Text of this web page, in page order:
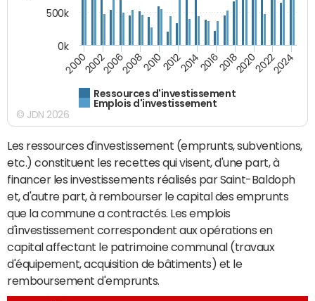
Ressources d'investissement
Emplois d'investissement
200020022006200820102012201420162018202020222024
0k
500k
© JDN 2026
Les ressources d'investissement (emprunts, subventions,
etc.) constituent les recettes qui visent, d'une part, à
financer les investissements réalisés par Saint-Baldoph
et, d'autre part, à rembourser le capital des emprunts
que la commune a contractés. Les emplois
d'investissement correspondent aux opérations en
capital affectant le patrimoine communal (travaux
d'équipement, acquisition de bâtiments) et le
remboursement d'emprunts.